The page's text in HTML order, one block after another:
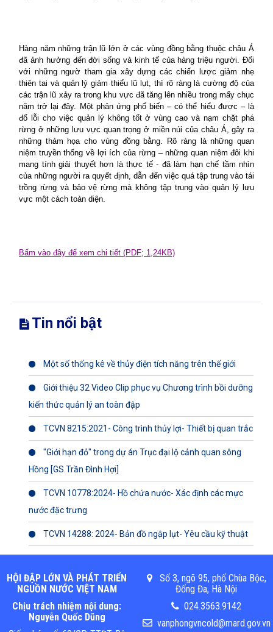
Hàng năm những trận lũ lớn ở các vùng đồng bằng thuộc châu Á
đã ảnh hưởng đến đời sống và kinh tế của hàng triệu người. Đối
với những ngườ tham gia xây dựng các chiến lược giảm nhẹ
thiên tai và quản lý giảm thiểu lũ lụt, thì rõ ràng là cường độ của
các trận lũ xảy ra trong khu vực đã tăng lên nhiều trong mấy chục
năm trở lại đây. Một phản ứng phổ biến – có thể hiểu được – là
đổ lỗi cho việc quản lý không tốt ở vùng cao và nạm chặt phá
rừng ở những lưu vực quan trọng ở miền núi của châu Á, gây ra
những thảm họa cho vùng đồng bằng. Rõ ràng là những quan
niệm truyền thống về lợi ích của rừng – những quan niệm đôi khi
mang tính giải thuyết hơn là thực tế - đã làm hạn chế tầm nhìn
của những người ra quyết định, dẫn đến việc quá tập trung vào tái
trồng rừng và bảo vệ rừng mà không tập trung vào quản lý lưu
vực một cách toàn diện.
Bấm vào đây để xem chi tiết (PDF; 1,24KB)
Tin nổi bật
Một số thống kê về thủy điện tích năng trên thế giới
Giới thiệu 32 Video Clip phục vụ Chương trình bồi dưỡng
kiến thức quản lý an toàn đập
TCVN 8215:2021- Công trình thủy lợi- Thiết bị quan trắc
"Giới hạn đỏ" trong dự án Trục đại lộ cảnh quan sông
Hồng [GS.Trần Đình Hợi]
TCVN 10778:2024- Hồ chứa nước- Xác định các mực
nước đặc trưng
TCVN 14288: 2024- Bản đồ ngập lụt- Yêu cầu kỹ thuật
HỘI ĐẬP LỚN VÀ PHÁT TRIỂN
NGUỒN NƯỚC VIỆT NAM
Chịu trách nhiệm nội dung:
Nguyễn Quốc Dũng
Số 3, ngõ 95, phố Chùa Bộc,
Đống Đa, Hà Nội
024.3563.9142
vanphongvncold@mard.gov.vn